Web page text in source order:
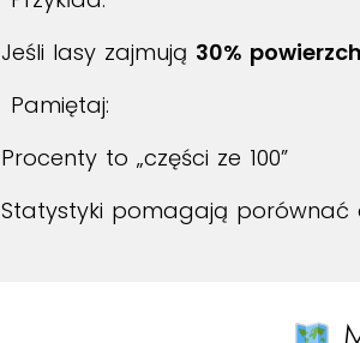
Jeśli lasy zajmują 30%
Pamiętaj:
Procenty to „części ze 100”
Statystyki pomagają porównać